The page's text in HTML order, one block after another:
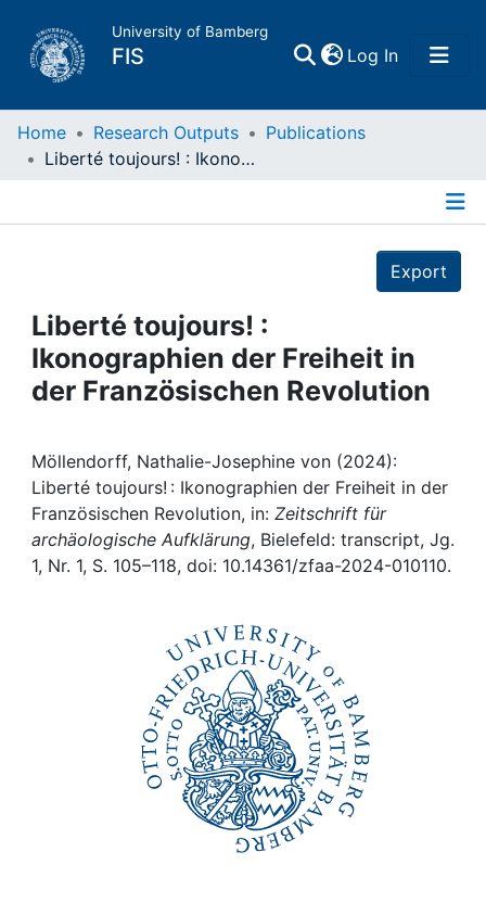
University of Bamberg
FIS Log In(current)
Home
Projects
People
Awards
My FIS
Home Research Outputs
Publications
Liberté toujours! : Ikonographien der Freiheit in der Französischen Revolution
Export
Liberté toujours! :
Ikonographien der Freiheit in
der Französischen Revolution
Möllendorff, Nathalie-Josephine von (2024):
Liberté toujours! : Ikonographien der Freiheit in der
Französischen Revolution, in: Zeitschrift für
archäologische Aufklärung, Bielefeld: transcript, Jg.
1, Nr. 1, S. 105–118, doi: 10.14361/zfaa-2024-010110.